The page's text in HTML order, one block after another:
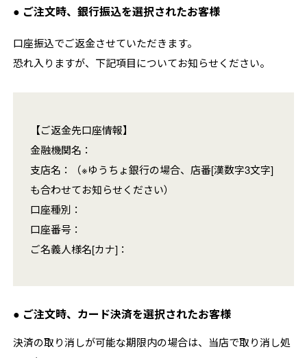
● ご注文時、銀行振込を選択されたお客様
口座振込でご返金させていただきます。
恐れ入りますが、下記項目についてお知らせください。
【ご返金先口座情報】
金融機関名：
支店名：（※ゆうちょ銀行の場合、店番[漢数字3文字]
も合わせてお知らせください）
口座種別：
口座番号：
ご名義人様名[カナ]：
● ご注文時、カード決済を選択されたお客様
決済の取り消しが可能な期限内の場合は、当店で取り消し処